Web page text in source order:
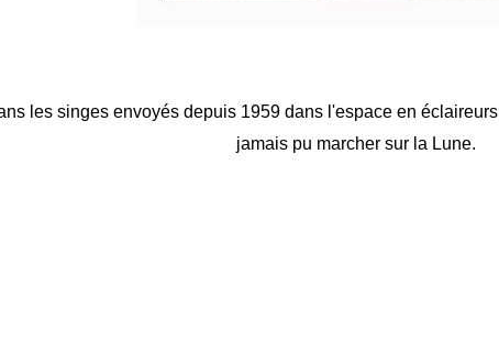
les singes envoyés depuis 1959 dans l'espace en éclaireurs
jamais pu marcher sur la Lune.